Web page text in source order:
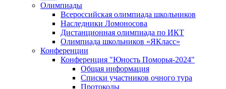
Олимпиады
Всероссийская олимпиада школьников
Наследники Ломоносова
Дистанционная олимпиада по ИКТ
Олимпиада школьников «ЯКласс»
Конференции
Конференция "Юность Поморья-2024"
Общая информация
Списки участников очного тура
Протоколы